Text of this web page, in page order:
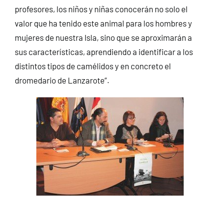
profesores, los niños y niñas conocerán no solo el
valor que ha tenido este animal para los hombres y
mujeres de nuestra Isla, sino que se aproximarán a
sus características, aprendiendo a identificar a los
distintos tipos de camélidos y en concreto el
dromedario de Lanzarote”.